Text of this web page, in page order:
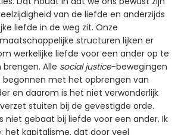
van de liefde en anderzijds
liefde in de weg zit. Onze
structuren lijken er
werkelijke liefde voor een ander op te
Alle social justice-bewegingen
begonnen met het opbrengen van
en daarom is het niet verwonderlijk
stuiten bij de gevestigde orde.
niet gebaat bij liefde voor een ander. Ik
het kapitalisme, dat door veel